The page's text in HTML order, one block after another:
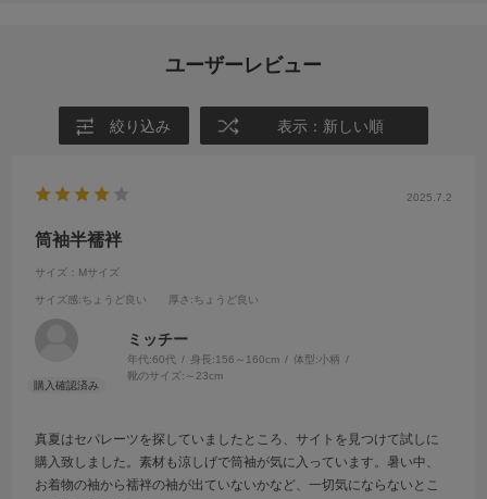
ユーザーレビュー
絞り込み 表示：新しい順
2025.7.2
筒袖半襦袢
サイズ：Mサイズ
サイズ感:ちょうど良い 厚さ :ちょうど良い
ミッチー
年代:60代 身長:156～160cm 体型:小柄
靴のサイズ: ～23cm
真夏はセパレーツを探していましたところ、サイトを見つけて試しに
購入致しました。素材も涼しげで筒袖が気に入っています。暑い中、
お着物の袖から襦袢の袖が出ていないかなど、一切気にならないとこ